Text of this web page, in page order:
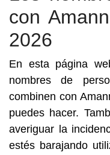
con
2026
En esta página
nombres de
combinen con
puedes hacer.
averiguar la
estés barajando